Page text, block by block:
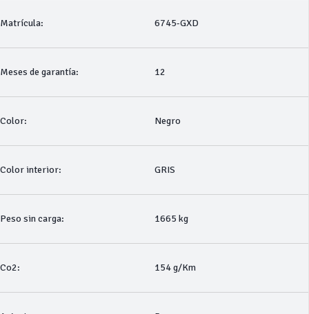
Matrícula: 6745-GXD
Meses de garantía: 12
Color: Negro
Color interior: GRIS
Peso sin carga: 1665 kg
Co2: 154 g/Km